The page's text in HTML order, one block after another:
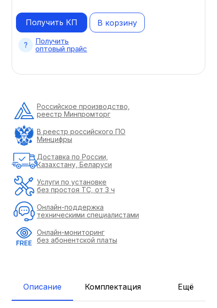
В корзину
Получить КП
Получить
оптовый прайс
Описание Комплектация Ещё
Российское производство,
реестр Минпромторг
В реестр российского ПО
Минцифры
Доставка по России,
Казахстану, Беларуси
Услуги по установке
без простоя ТС, от 3 ч
Онлайн-поддержка
техническими специалистами
Онлайн-мониторинг
без абонентской платы